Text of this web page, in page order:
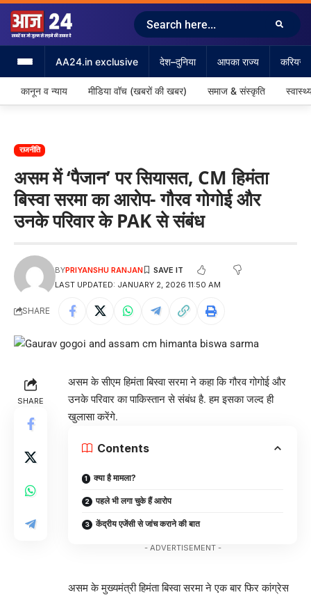
AA24.in exclusive देश–दुनिया आपका राज्य करियर
कानून व न्याय मीडिया वॉच (खबरों की खबर) समाज & संस्कृति
राजनीति
असम में ‘पैजान’ पर सियासत, CM हिमंता
बिस्वा सरमा का आरोप- गौरव गोगोई और
उनके परिवार के PAK से संबंध
LAST UPDATED: JANUARY 2, 2026 11:50 AM
BYPRIYANSHU RANJAN
SHARE
SHARE
असम के सीएम हिमंता बिस्वा सरमा ने कहा कि गौरव गोगोई और
उनके परिवार का पाकिस्तान से संबंध है. हम इसका जल्द ही
खुलासा करेंगे.
Contents
क्या है मामला?
पहले भी लगा चुके हैं आरोप
केंद्रीय एजेंसी से जांच कराने की बात
- ADVERTISEMENT -
असम के मुख्यमंत्री हिमंता बिस्वा सरमा ने एक बार फिर कांग्रेस